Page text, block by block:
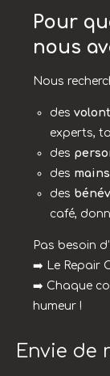
Pour
nous
Nous
des
experts,
des
des
des
café,
Pas besoin
➡️ Le Repair
➡️ Chaque
humeur !
Envie de